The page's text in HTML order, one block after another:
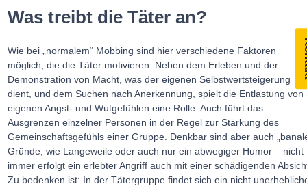
Was treibt die Täter an?
Wie bei „normalem“ Mobbing sind hier verschiedene Faktoren
möglich, die die Täter motivieren. Neben dem Erleben und der
Demonstration von Macht, was der eigenen Selbstwertsteigerung
dient, und dem Suchen nach Anerkennung, spielt die Entlastung von
eigenen Angst- und Wutgefühlen eine Rolle. Auch führt das
Ausgrenzen einzelner Personen in der Regel zur Stärkung des
Gemeinschaftsgefühls einer Gruppe. Denkbar sind aber auch
Gründe, wie Langeweile oder auch nur ein abwegiger Humor – nicht
immer erfolgt ein erlebter Angriff auch mit einer schädigenden
Zu bedenken ist: In der Tätergruppe findet sich ein nicht